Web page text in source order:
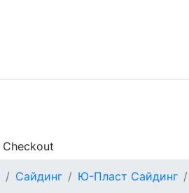
Checkout
Сайдинг Ю-Пласт Сайдинг